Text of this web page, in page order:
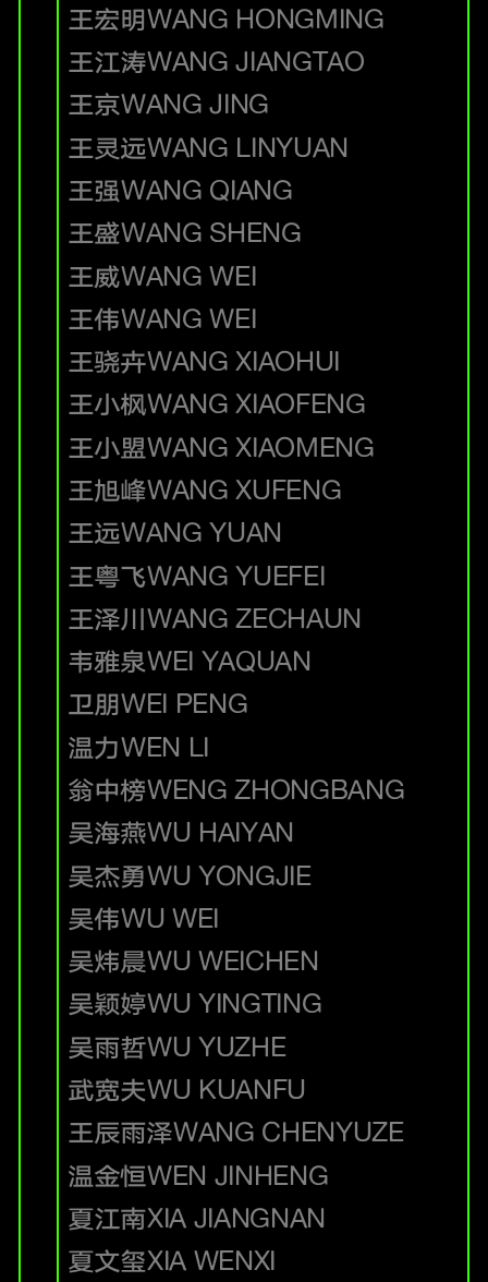
王宏明WANG HONGMING
王江涛WANG JIANGTAO
王京WANG JING
王灵远WANG LINYUAN
王强WANG QIANG
王盛WANG SHENG
王威WANG WEI
王伟WANG WEI
王骁卉WANG XIAOHUI
王小枫WANG XIAOFENG
王小盟WANG XIAOMENG
王旭峰WANG XUFENG
王远WANG YUAN
王粤飞WANG YUEFEI
王泽川WANG ZECHAUN
韦雅泉WEI YAQUAN
卫朋WEI PENG
温力WEN LI
翁中榜WENG ZHONGBANG
吴海燕WU HAIYAN
吴杰勇WU YONGJIE
吴伟WU WEI
吴炜晨WU WEICHEN
吴颖婷WU YINGTING
吴雨哲WU YUZHE
武宽夫WU KUANFU
王辰雨泽WANG CHENYUZE
温金恒WEN JINHENG
夏江南XIA JIANGNAN
夏文玺XIA WENXI